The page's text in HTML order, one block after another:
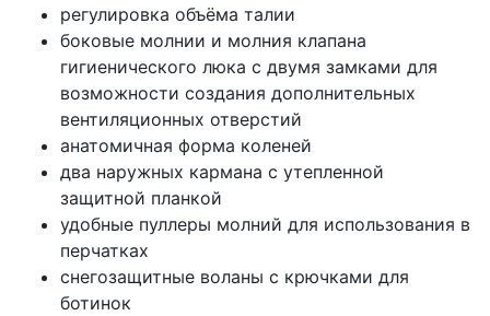
регулировка объёма талии
боковые молнии и молния клапана
гигиенического люка с двумя замками для
возможности создания дополнительных
вентиляционных отверстий
анатомичная форма коленей
два наружных кармана с утепленной
защитной планкой
удобные пуллеры молний для использования в
перчатках
снегозащитные воланы с крючками для
ботинок